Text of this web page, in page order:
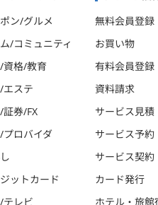
ン/グルメ
/コミュニティ
資格/教育
エステ
証券/FX
プロバイダ
ットカード
テレビ
無料会員登録
お買い物
有料会員登録
資料請求
サービス見積
サービス予約
サービス契約
カード発行
ホテル・旅館